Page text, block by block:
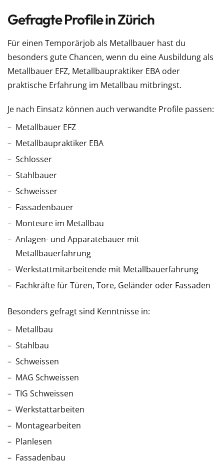
Gefragte Profile in Zürich
Für einen Temporärjob als Metallbauer hast du
besonders gute Chancen, wenn du eine Ausbildung als
Metallbauer EFZ, Metallbaupraktiker EBA oder
praktische Erfahrung im Metallbau mitbringst.
Je nach Einsatz können auch verwandte Profile passen:
Metallbauer EFZ
Metallbaupraktiker EBA
Schlosser
Stahlbauer
Schweisser
Fassadenbauer
Monteure im Metallbau
Anlagen- und Apparatebauer mit
Metallbauerfahrung
Werkstattmitarbeitende mit Metallbauerfahrung
Fachkräfte für Türen, Tore, Geländer oder Fassaden
Besonders gefragt sind Kenntnisse in:
Metallbau
Stahlbau
Schweissen
MAG Schweissen
TIG Schweissen
Werkstattarbeiten
Montagearbeiten
Planlesen
Fassadenbau